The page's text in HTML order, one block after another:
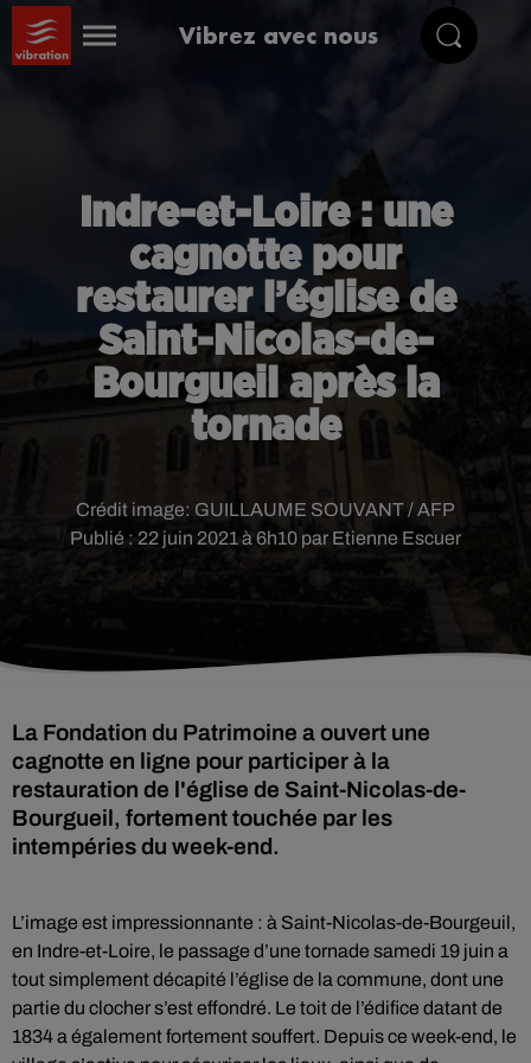
Vibrez avec nous
Indre-et-Loire : une
cagnotte pour
restaurer l’église de
Saint-Nicolas-de-
Bourgueil après la
tornade
Publié : 22 juin 2021 à 6h10 par Etienne Escuer
Crédit image: GUILLAUME SOUVANT / AFP
La Fondation du Patrimoine a ouvert une
cagnotte en ligne pour participer à la
restauration de l'église de Saint-Nicolas-de-
Bourgueil, fortement touchée par les
intempéries du week-end.
L’image est impressionnante : à Saint-Nicolas-de-Bourgeuil,
en Indre-et-Loire, le passage d’une tornade samedi 19 juin a
tout simplement décapité l’église de la commune, dont une
partie du clocher s’est effondré. Le toit de l’édifice datant de
1834 a également fortement souffert. Depuis ce week-end, le